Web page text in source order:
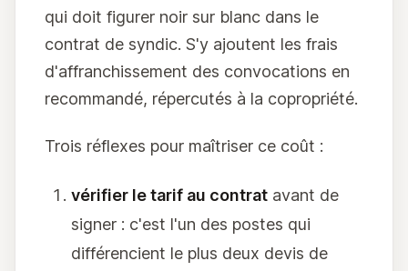
qui doit figurer noir sur blanc dans le
contrat de syndic. S'y ajoutent les frais
d'affranchissement des convocations en
recommandé, répercutés à la copropriété.
Trois réflexes pour maîtriser ce coût :
vérifier le tarif au contrat avant de
signer : c'est l'un des postes qui
différencient le plus deux devis de